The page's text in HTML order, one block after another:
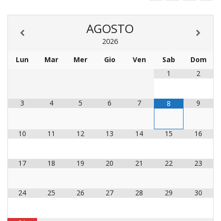
PER
AGOSTO
2026
Lun
Mar Mer Gio Ven Sab
Dom
1
2
3 4 5 6 7 8 9
10 11 12 13 14 15 16
17 18 19 20 21 22 23
24 25 26 27 28 29 30